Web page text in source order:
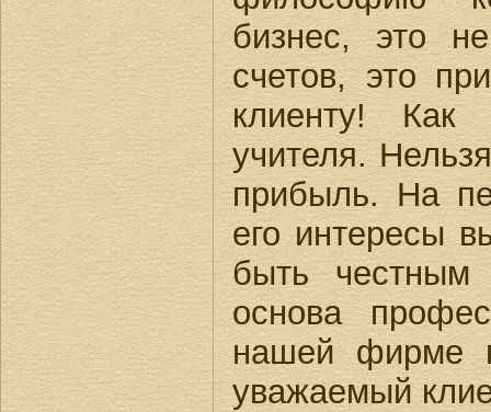
бизнес, это
счетов, это
клиенту!
учителя.
прибыль. На
его интересы
быть
основа
нашей фирме
уважаемый